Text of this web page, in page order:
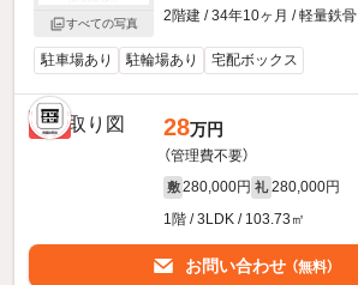
すべての写真
2階建 / 34年10ヶ月 / 軽量鉄骨
駐車場あり 駐輪場あり 宅配ボックス
新着 28万円
（管理費不要）
敷 280,000円 礼 280,000円
1階 / 3LDK / 103.73㎡
お問い合わせ （無料）